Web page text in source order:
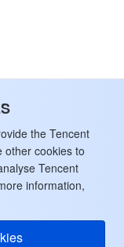
the Tencent
other cookies to
Tencent
information,